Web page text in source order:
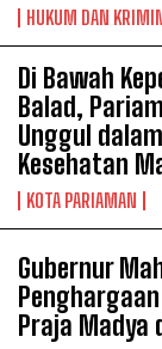
HUKUM DAN
Di Bawah
Balad,
Unggul
Kesehatan
KOTA PARIAMAN
Gubernur
Praja Madya